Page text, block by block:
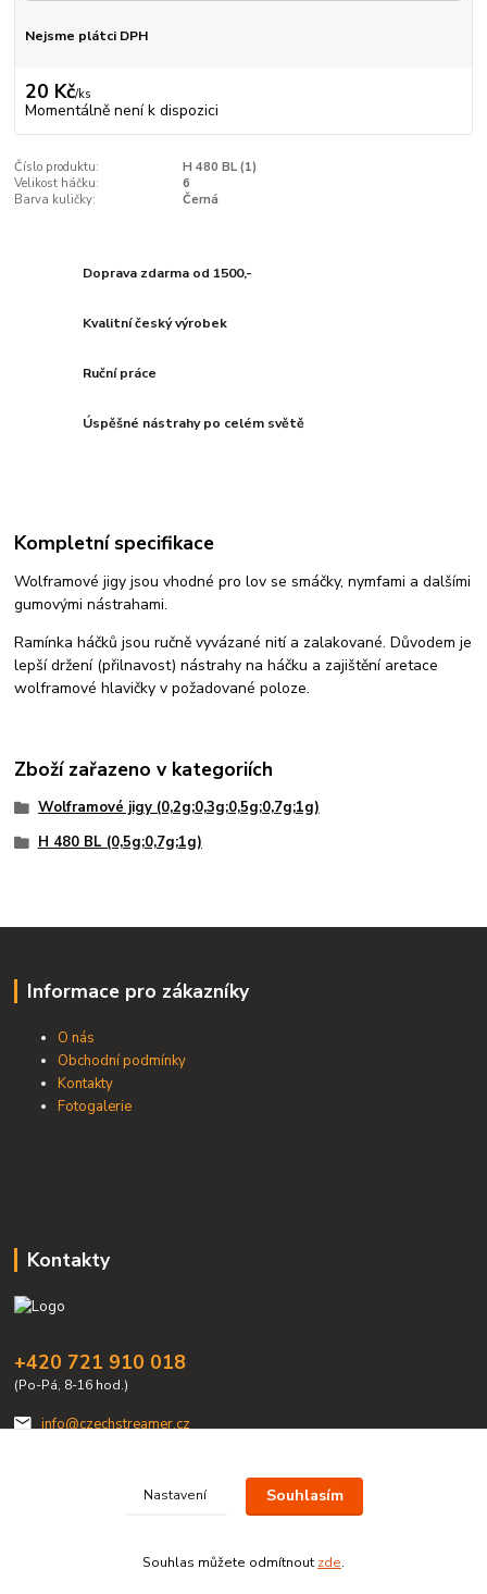
Nejsme plátci DPH
20 Kč/ks
Momentálně není k dispozici
Číslo produktu:
H 480 BL (1)
Velikost háčku:
6
Barva kuličky:
Černá
Doprava zdarma od 1500,-
Kvalitní český výrobek
Ruční práce
Úspěšné nástrahy po celém světě
Kompletní specifikace
Wolframové jigy jsou vhodné pro lov se smáčky, nymfami a dalšími
gumovými nástrahami.
Ramínka háčků jsou ručně vyvázané nití a zalakované. Důvodem je
lepší držení (přilnavost) nástrahy na háčku a zajištění aretace
wolframové hlavičky v požadované poloze.
Zboží zařazeno v kategoriích
Wolframové jigy (0,2g;0,3g;0,5g;0,7g;1g)
H 480 BL (0,5g;0,7g;1g)
Informace pro zákazníky
O nás
Obchodní podmínky
Kontakty
Fotogalerie
Kontakty
+420 721 910 018
(Po-Pá, 8-16 hod.)
info@czechstreamer.cz
Nastavení Souhlasím
Souhlas můžete odmítnout zde.